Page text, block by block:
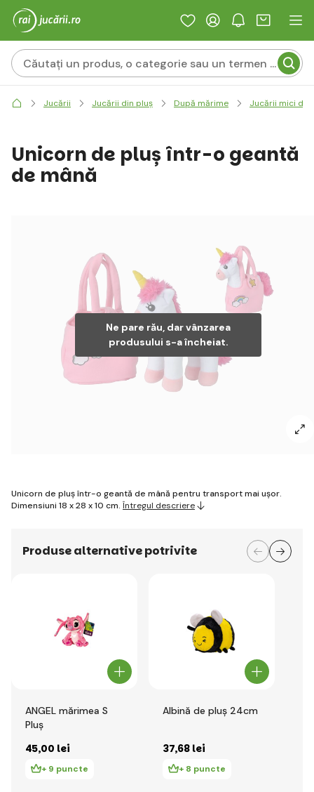
Jucării Jucării din pluș După mărime Jucării mici de
Ne pare rău, dar vânzarea
produsului s-a încheiat.
Unicorn de pluș într-o geantă
de mână
Unicorn de pluș într-o geantă de mână pentru transport mai ușor.
Dimensiuni 18 x 28 x 10 cm. Întregul descriere
Produse alternative potrivite
ANGEL mărimea S
Pluș
45,00 lei
+ 9 puncte
Albină de pluș 24cm
37,68 lei
+ 8 puncte